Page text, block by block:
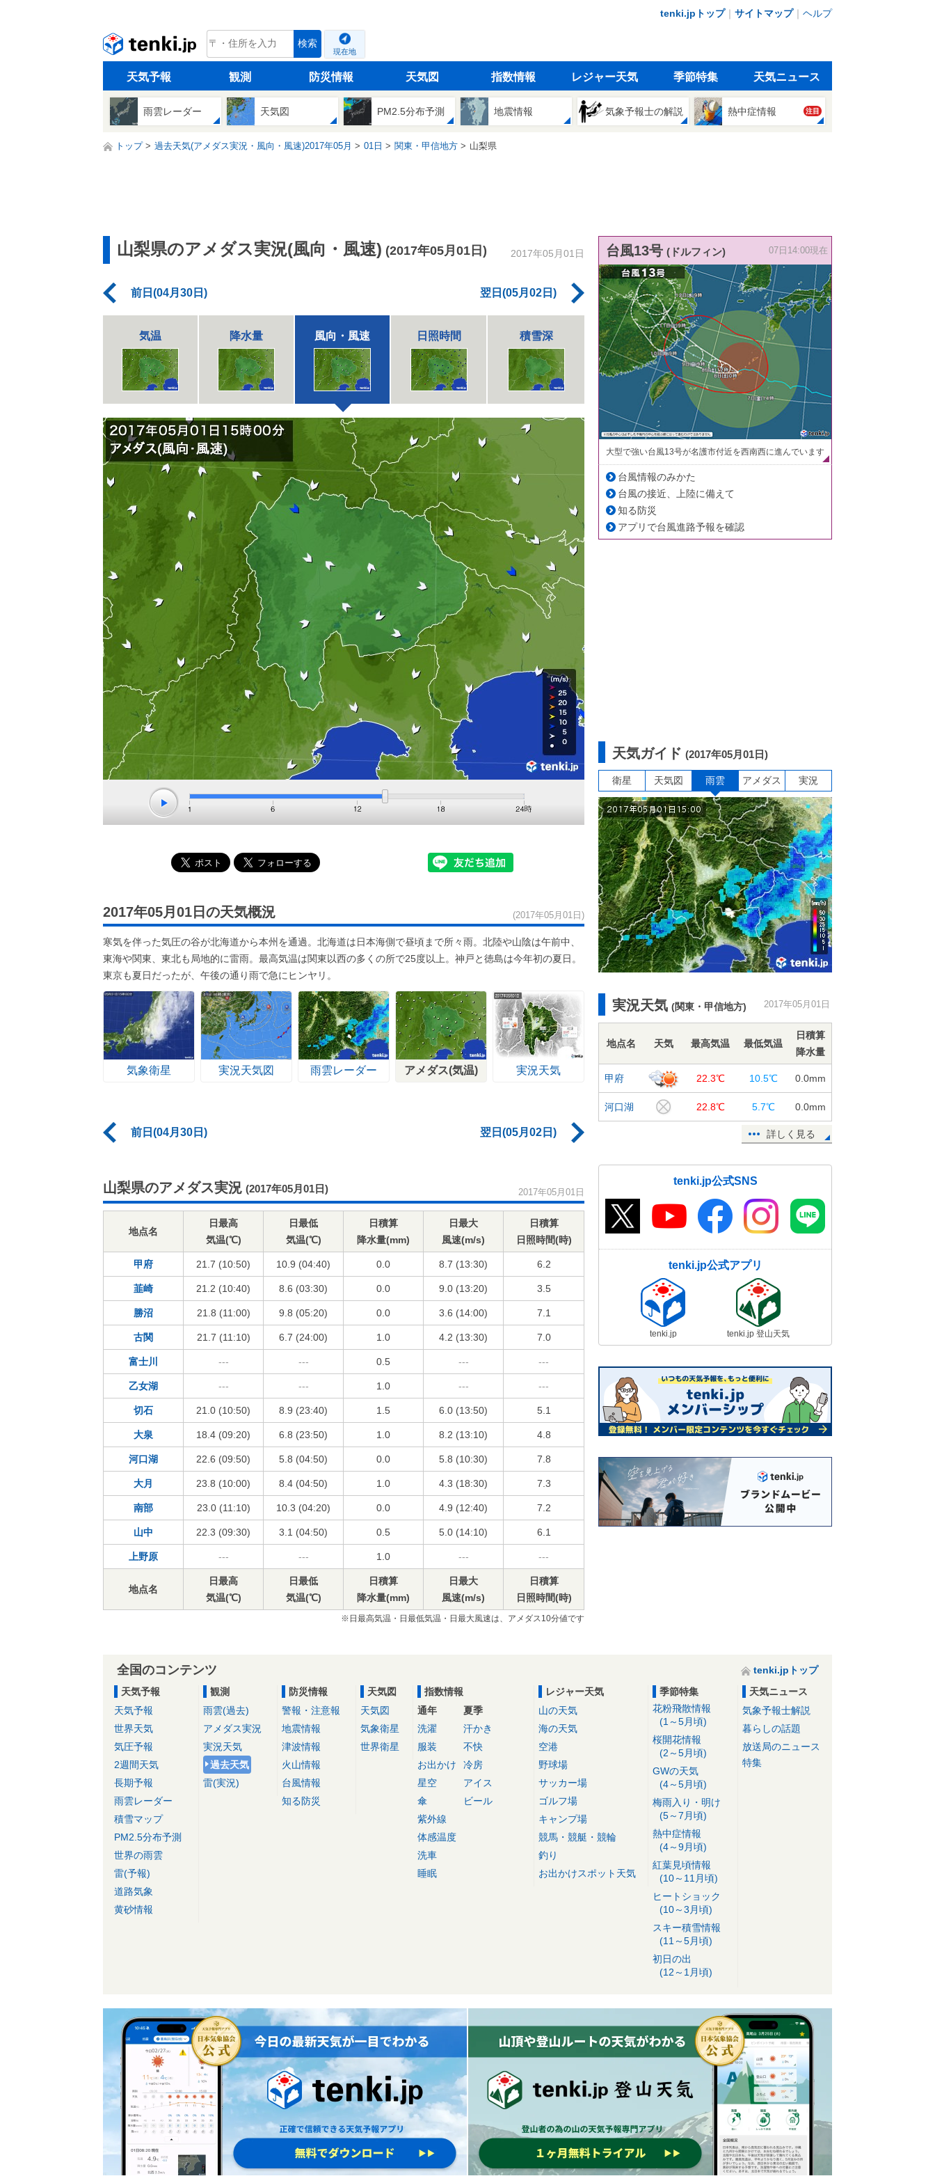
tenki.jpトップ｜ サイトマップ｜ ヘルプ
tenki.jp 検索
現在地
天気予報 観測 防災情報 天気図 指数情報 レジャー天気 季節特集 天気ニュース
雨雲レーダー 天気図 PM2.5分布予測 地震情報 気象予報士の解説 熱中症情報 注目
トップ 過去天気(アメダス実況・風向・風速)2017年05月 01日 関東・甲信地方 山梨県
山梨県のアメダス実況(風向・風速) (2017年05月01日) 2017年05月01日
前日(04月30日) 翌日(05月02日)
気温 降水量 風向・風速 日照時間 積雪深
2017年05月01日の天気概況 (2017年05月01日)
寒気を伴った気圧の谷が北海道から本州を通過。北海道は日本海側で昼頃まで所々雨。北陸や山陰は午前中、
東海や関東、東北も局地的に雷雨。最高気温は関東以西の多くの所で25度以上。神戸と徳島は今年初の夏日。
東京も夏日だったが、午後の通り雨で急にヒンヤリ。
気象衛星 実況天気図 雨雲レーダー アメダス(気温) 実況天気
前日(04月30日) 翌日(05月02日)
山梨県のアメダス実況 (2017年05月01日) 2017年05月01日
地点名
日最高
気温(℃)
日最低
気温(℃)
日積算
降水量(mm)
日最大
風速(m/s)
日積算
日照時間(時)
甲府 21.7 (10:50) 10.9 (04:40) 0.0 8.7 (13:30) 6.2
韮崎 21.2 (10:40) 8.6 (03:30) 0.0 9.0 (13:20) 3.5
勝沼 21.8 (11:00) 9.8 (05:20) 0.0 3.6 (14:00) 7.1
古関 21.7 (11:10) 6.7 (24:00) 1.0 4.2 (13:30) 7.0
富士川 --- --- 0.5 --- ---
乙女湖 --- --- 1.0 --- ---
切石 21.0 (10:50) 8.9 (23:40) 1.5 6.0 (13:50) 5.1
大泉 18.4 (09:20) 6.8 (23:50) 1.0 8.2 (13:10) 4.8
河口湖 22.6 (09:50) 5.8 (04:50) 0.0 5.8 (10:30) 7.8
大月 23.8 (10:00) 8.4 (04:50) 1.0 4.3 (18:30) 7.3
南部 23.0 (11:10) 10.3 (04:20) 0.0 4.9 (12:40) 7.2
山中 22.3 (09:30) 3.1 (04:50) 0.5 5.0 (14:10) 6.1
上野原 --- --- 1.0 --- ---
地点名
日最高
気温(℃)
日最低
気温(℃)
日積算
降水量(mm)
日最大
風速(m/s)
日積算
日照時間(時)
※日最高気温・日最低気温・日最大風速は、アメダス10分値です
台風13号 (ドルフィン) 07日14:00現在
大型で強い台風13号が名護市付近を西南西に進んでいます
台風情報のみかた
台風の接近、上陸に備えて
知る防災
アプリで台風進路予報を確認
天気ガイド (2017年05月01日)
衛星 天気図 雨雲 アメダス 実況
実況天気 (関東・甲信地方) 2017年05月01日
地点名 天気 最高気温 最低気温
日積算
降水量
甲府 22.3℃ 10.5℃ 0.0mm
河口湖 22.8℃ 5.7℃ 0.0mm
詳しく見る
tenki.jp公式SNS
tenki.jp公式アプリ
tenki.jp tenki.jp 登山天気
全国のコンテンツ
tenki.jpトップ
天気予報
天気予報
世界天気
気圧予報
2週間天気
長期予報
雨雲レーダー
積雪マップ
PM2.5分布予測
世界の雨雲
雷(予報)
道路気象
黄砂情報
観測
雨雲(過去)
アメダス実況
実況天気
過去天気
雷(実況)
防災情報
警報・注意報
地震情報
津波情報
火山情報
台風情報
知る防災
天気図
天気図
気象衛星
世界衛星
指数情報
通年
洗濯
服装
お出かけ
星空
傘
紫外線
体感温度
洗車
睡眠
夏季
汗かき
不快
冷房
アイス
ビール
レジャー天気
山の天気
海の天気
空港
野球場
サッカー場
ゴルフ場
キャンプ場
競馬・競艇・競輪
釣り
お出かけスポット天気
季節特集
花粉飛散情報
(1～5月頃)
桜開花情報
(2～5月頃)
GWの天気
(4～5月頃)
梅雨入り・明け
(5～7月頃)
熱中症情報
(4～9月頃)
紅葉見頃情報
(10～11月頃)
ヒートショック
(10～3月頃)
スキー積雪情報
(11～5月頃)
初日の出
(12～1月頃)
天気ニュース
気象予報士解説
暮らしの話題
放送局のニュース
特集